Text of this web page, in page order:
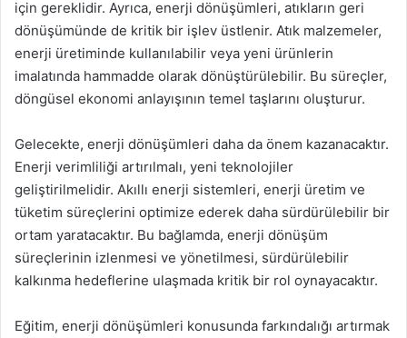
için gereklidir. Ayrıca, enerji dönüşümleri, atıkların geri
dönüşümünde de kritik bir işlev üstlenir. Atık malzemeler,
enerji üretiminde kullanılabilir veya yeni ürünlerin
imalatında hammadde olarak dönüştürülebilir. Bu süreçler,
döngüsel ekonomi anlayışının temel taşlarını oluşturur.
Gelecekte, enerji dönüşümleri daha da önem kazanacaktır.
Enerji verimliliği artırılmalı, yeni teknolojiler
geliştirilmelidir. Akıllı enerji sistemleri, enerji üretim ve
tüketim süreçlerini optimize ederek daha sürdürülebilir bir
ortam yaratacaktır. Bu bağlamda, enerji dönüşüm
süreçlerinin izlenmesi ve yönetilmesi, sürdürülebilir
kalkınma hedeflerine ulaşmada kritik bir rol oynayacaktır.
Eğitim, enerji dönüşümleri konusunda farkındalığı artırmak